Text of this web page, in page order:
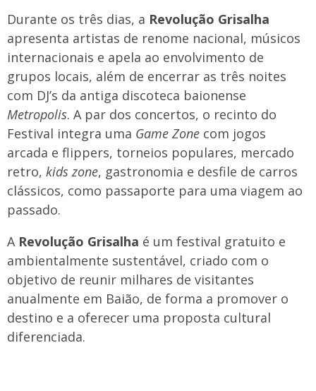
Durante os três dias, a Revolução Grisalha
apresenta artistas de renome nacional, músicos
internacionais e apela ao envolvimento de
grupos locais, além de encerrar as três noites
com DJ’s da antiga discoteca baionense
Metropolis. A par dos concertos, o recinto do
Festival integra uma Game Zone com jogos
arcada e flippers, torneios populares, mercado
retro, kids zone, gastronomia e desfile de carros
clássicos, como passaporte para uma viagem ao
passado.
A Revolução Grisalha é um festival gratuito e
ambientalmente sustentável, criado com o
objetivo de reunir milhares de visitantes
anualmente em Baião, de forma a promover o
destino e a oferecer uma proposta cultural
diferenciada.